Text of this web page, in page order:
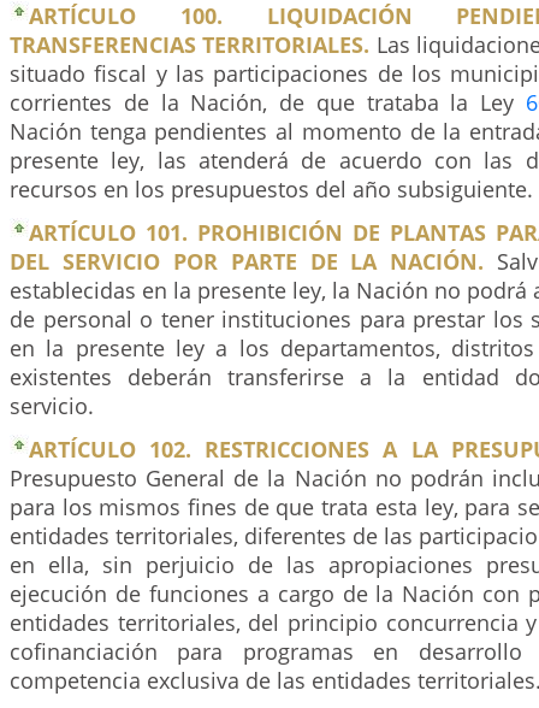
ARTÍCULO 100. LIQUIDACIÓN
TRANSFERENCIAS TERRITORIALES. Las
situado fiscal y las participaciones de los
corrientes de la Nación, de que trataba la Ley
Nación tenga pendientes al momento de la
presente ley, las atenderá de acuerdo con las
recursos en los presupuestos del año subsiguiente.
ARTÍCULO 101. PROHIBICIÓN DE PLANTAS
DEL SERVICIO POR PARTE DE LA NACIÓN.
establecidas en la presente ley, la Nación no
de personal o tener instituciones para prestar los
en la presente ley a los departamentos,
existentes deberán transferirse a la entidad
servicio.
ARTÍCULO 102. RESTRICCIONES A LA
Presupuesto General de la Nación no podrán
para los mismos fines de que trata esta ley, para
entidades territoriales, diferentes de las
en ella, sin perjuicio de las apropiaciones
ejecución de funciones a cargo de la Nación con
entidades territoriales, del principio concurrencia
cofinanciación para programas en
competencia exclusiva de las entidades